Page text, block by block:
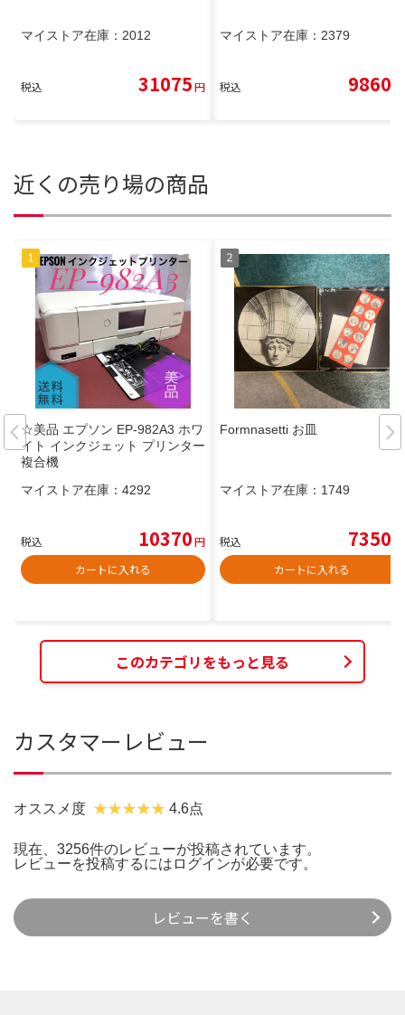
マイストア在庫： 2012
税込 31075円
マイストア在庫： 2379
税込 9860
近くの売り場の商品
☆美品 エプソン EP-982A3 ホワ
イト インクジェット プリンター
複合機
マイストア在庫： 4292
税込 10370円
カートに入れる
Formnasetti お皿
マイストア在庫： 1749
税込 7350
カートに入れる
このカテゴリをもっと見る
カスタマーレビュー
オススメ度 4.6点
現在、3256件のレビューが投稿されています。
レビューを投稿するには ログインが必要です。
レビューを書く